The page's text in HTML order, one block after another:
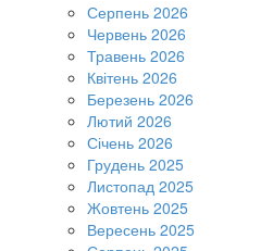
Серпень 2026
Червень 2026
Травень 2026
Квітень 2026
Березень 2026
Лютий 2026
Січень 2026
Грудень 2025
Листопад 2025
Жовтень 2025
Вересень 2025